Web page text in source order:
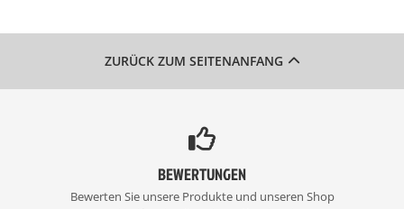
ZURÜCK ZUM SEITENANFANG
BEWERTUNGEN
Bewerten Sie unsere Produkte und unseren Shop